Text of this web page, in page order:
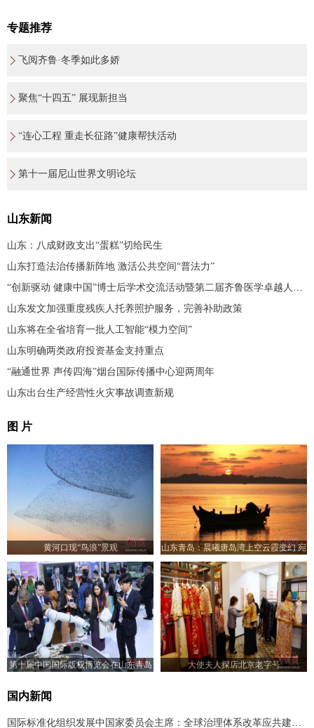
专题推荐
飞阅齐鲁·冬季如此多娇
聚焦“十四五” 展现新担当
“连心工程 重走长征路”健康帮扶活动
第十一届尼山世界文明论坛
山东新闻
山东：八成财政支出“蛋糕”切给民生
山东打造法治传播新阵地 激活公共空间“普法力”
“创新驱动 健康中国”博士后学术交流活动暨第二届齐鲁医学卓越人才发展大会在济南举办
山东发文加强重度残疾人托养照护服务，完善补助政策
山东将在全省培育一批人工智能“模力空间”
山东明确两类政府投资基金支持重点
“融通世界 声传四海”烟台国际传播中心迎两周年
山东出台生产经营性火灾事故调查新规
图 片
黄河口现“鸟浪”景观
山东青岛：晨曦唐岛湾上空云霞变幻 宛
如油画
第十届中国国际版权博览会在山东青岛
大使夫人探店北京老字号
国内新闻